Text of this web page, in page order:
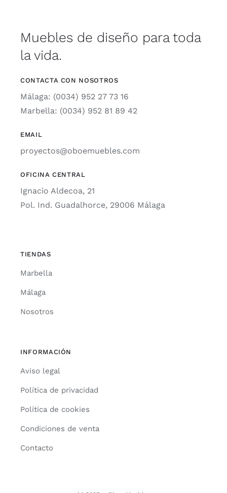
Muebles de diseño para toda
la vida.
CONTACTA CON NOSOTROS
Málaga: (0034) 952 27 73 16
Marbella: (0034) 952 81 89 42
EMAIL
proyectos@oboemuebles.com
OFICINA CENTRAL
Ignacio Aldecoa, 21
Pol. Ind. Guadalhorce, 29006 Málaga
TIENDAS
Marbella
Málaga
Nosotros
INFORMACIÓN
Aviso legal
Política de privacidad
Política de cookies
Condiciones de venta
Contacto